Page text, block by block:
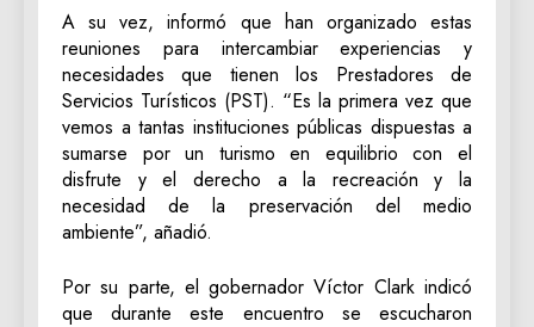
A su vez, informó que han organizado estas
reuniones para intercambiar experiencias y
necesidades que tienen los Prestadores de
Servicios Turísticos (PST). “Es la primera vez que
vemos a tantas instituciones públicas dispuestas a
sumarse por un turismo en equilibrio con el
disfrute y el derecho a la recreación y la
necesidad de la preservación del medio
ambiente”, añadió.
Por su parte, el gobernador Víctor Clark indicó
que durante este encuentro se escucharon